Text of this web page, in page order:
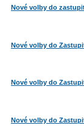
Nové volby do
Nové volby do
Nové volby do
Nové volby do